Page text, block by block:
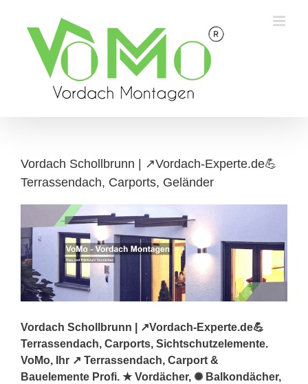
content
Vordach Schollbrunn | ↗️Vordach-Experte.de💪
Terrassendach, Carports, Geländer
Vordach Schollbrunn | ↗️Vordach-Experte.de💪
Terrassendach, Carports, Sichtschutzelemente.
VoMo, Ihr ↗️ Terrassendach, Carport &
Bauelemente Profi. ★ Vordächer, ✺ Balkondächer,